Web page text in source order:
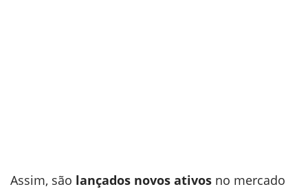
Assim, são lançados novos ativos no mercado